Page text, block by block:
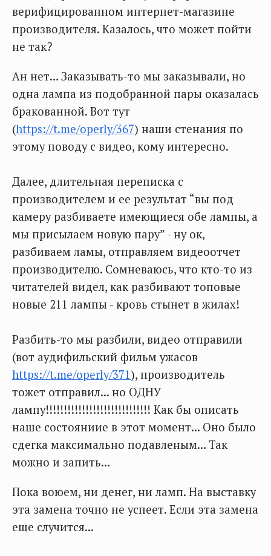
верифицированном интернет-магазине
производителя. Казалось, что может пойти
не так?
Ан нет… Заказывать-то мы заказывали, но
одна лампа из подобранной пары оказалась
бракованной. Вот тут
(https://t.me/operly/367) наши стенания по
этому поводу с видео, кому интересно.
Далее, длительная переписка с
производителем и ее результат “вы под
камеру разбиваете имеющиеся обе лампы, а
мы присылаем новую пару” - ну ок,
разбиваем ламы, отправляем видеоотчет
производителю. Сомневаюсь, что кто-то из
читателей видел, как разбивают топовые
новые 211 лампы - кровь стынет в жилах!
Разбить-то мы разбили, видео отправили
(вот аудифильский фильм ужасов
https://t.me/operly/371), производитель
тожет отправил... но ОДНУ
лампу!!!!!!!!!!!!!!!!!!!!!!!!!!!!! Как бы описать
наше состояниие в этот момент... Оно было
сдегка максимально подавленым... Так
можно и запить...
Пока воюем, ни денег, ни ламп. На выставку
эта замена точно не успеет. Если эта замена
еще случится...